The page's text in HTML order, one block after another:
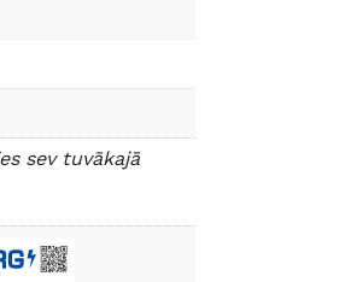
sev tuvākajā